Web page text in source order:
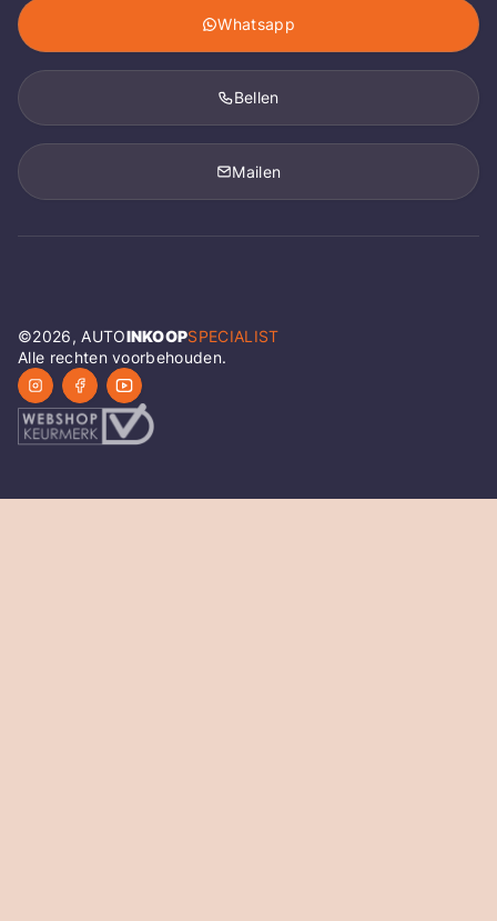
Whatsapp
Bellen
Mailen
©2026, AUTOINKOOPSPECIALIST
Alle rechten voorbehouden.